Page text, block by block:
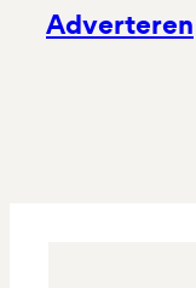
Adverteren